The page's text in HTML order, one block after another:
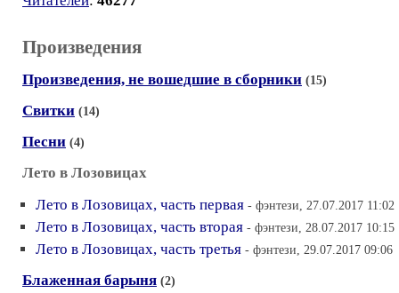
Произведения
Произведения, не вошедшие в сборники (15)
Свитки (14)
Песни (4)
Лето в Лозовицах
Лето в Лозовицах, часть первая - фэнтези, 27.07.2017 11:02
Лето в Лозовицах, часть вторая - фэнтези, 28.07.2017 10:15
Лето в Лозовицах, часть третья - фэнтези, 29.07.2017 09:06
Блаженная барыня (2)